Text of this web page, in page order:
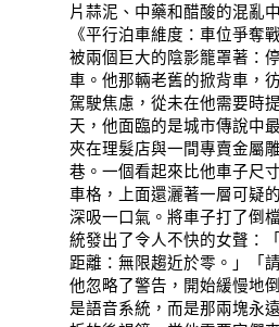
片蒜泥、中藥和醋酸的混亂
《平行泊車維度：車位爭奪
被兩個巨大的陰影籠罩著：
車。他那輛老舊的掀背車，
駕駛焦慮，從未在他需要時
天，他面臨的是城市傳說中
夾在理髮店與一間專賣金屬
巷。一個看起來比他車子尺
車格，上面還灑著一層可疑
深吸一口氣。將車子打了倒
統發出了令人不快的女聲：
距離：無限趨近於零。」「
他忽略了警告，開始緩慢地
是語音系統，而是那兩塊永